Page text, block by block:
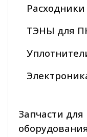
ТЭНЫ для
Запчасти
оборудования